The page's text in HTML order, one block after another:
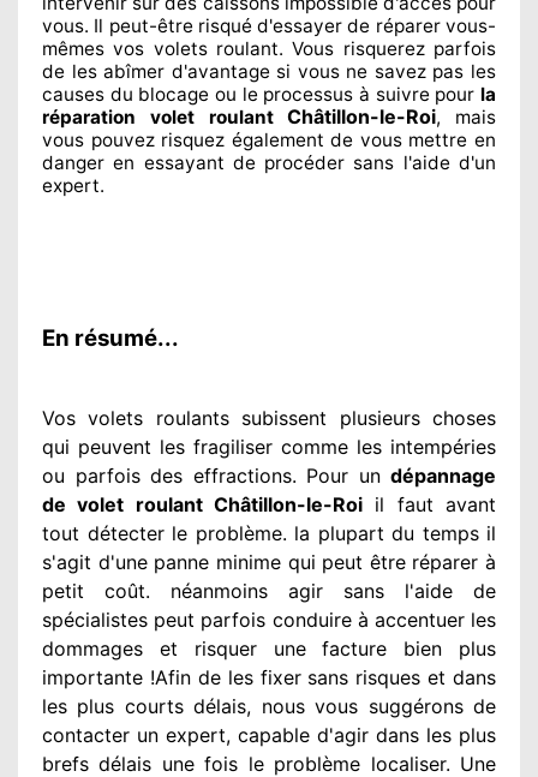
vous. Il peut-être risquéd'essayer de réparervous-
mêmes vos volets roulant. Vous risquerez parfois
de les abîmer d'avantage si vous ne savezpas les
causes du blocage ou le processus à suivre pour la
réparation volet roulantChâtillon-le-Roi, mais
vous pouvez risquez également de vous mettre en
danger en essayant de procéder sans l'aide d'un
expert.
En résumé...
Vos volets roulants subissent plusieurschoses
qui peuvent les fragiliser comme les intempéries
ou parfois des effractions. Pour un dépannage
de volet roulant Châtillon-le-Roi il faut avant
tout détecterle problème. la plupart du tempsil
s'agit d'une panne minime qui peut être réparer à
petit coût. néanmoins agir sans l'aide de
spécialistes peut parfois conduire à accentuerles
dommages et risquer une facture bien plus
importante !Afin de les fixersans risques et dans
les plus courtsdélais, nous vous suggéronsde
contacter un expert, capable d'agir dans les plus
brefs délais une fois le problème localiser. Une